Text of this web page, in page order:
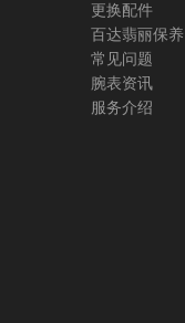
更换配件
百达翡丽保养
常见问题
腕表资讯
服务介绍